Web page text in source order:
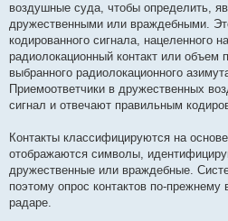
щ
е
н
и
е
воздушные суда, чтобы определить,
дружественными или враждебными.
кодированного сигнала, нацеленного
радиолокационный контакт или объем
выбранного радиолокационного
Приемоответчики в дружественных
сигнал и отвечают правильным
Контакты классифицируются на
отображаются символы,
дружественные или враждебные.
поэтому опрос контактов по-
радаре.